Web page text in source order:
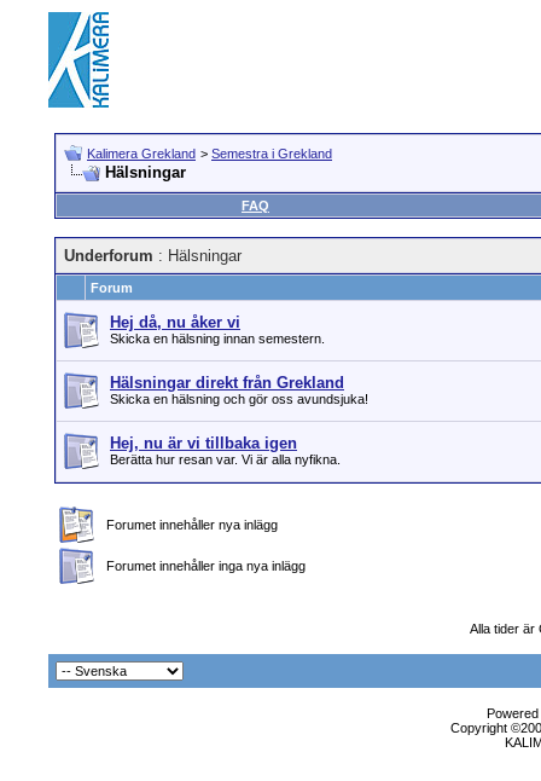
Kalimera Grekland > Semestra i Grekland
Hälsningar
FAQ
Underforum : Hälsningar
Forum
Hej då, nu åker vi
Skicka en hälsning innan semestern.
Hälsningar direkt från Grekland
Skicka en hälsning och gör oss avundsjuka!
Hej, nu är vi tillbaka igen
Berätta hur resan var. Vi är alla nyfikna.
Forumet innehåller nya inlägg
Forumet innehåller inga nya inlägg
Alla tider är
Copyright